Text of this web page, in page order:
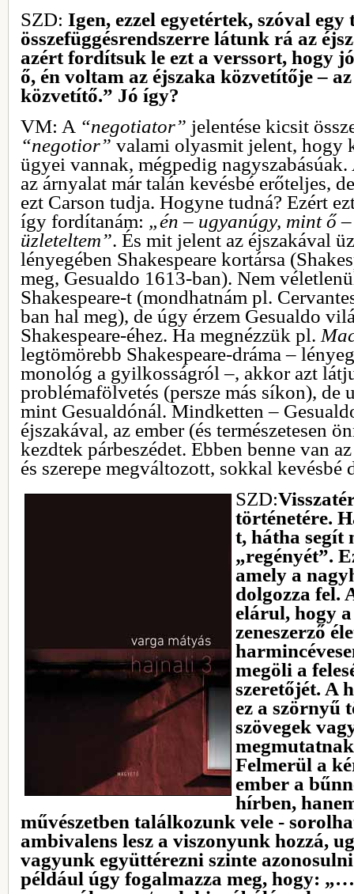
SZD: Igen, ezzel egyetértek, szóval egy
összefüggésrendszerre látunk rá az
azért fordítsuk le ezt a verssort, hogy
ő, én voltam az éjszaka közvetítője –
közvetítő.” Jó így?
VM: A “negotiator” jelentése kicsit
“negotior” valami olyasmit jelent, hogy
ügyei vannak, mégpedig nagyszabásúak.
az árnyalat már talán kevésbé erőteljes,
ezt Carson tudja. Hogyne tudná? Ezért
így fordítanám: „én – ugyanúgy, mint ő
üzleteltem”. És mit jelent az éjszakával
lényegében Shakespeare kortársa
meg, Gesualdo 1613-ban). Nem
Shakespeare-t (mondhatnám pl.
ban hal meg), de úgy érzem Gesualdo
Shakespeare-éhez. Ha megnézzük pl.
legtömörebb Shakespeare-dráma –
monológ a gyilkosságról –, akkor azt
problémafölvetés (persze más síkon), de
mint Gesualdónál. Mindketten –
éjszakával, az ember (és természetesen
kezdtek párbeszédet. Ebben benne van
és szerepe megváltozott, sokkal
SZD:
történetére.
t, hátha segít
„regényét”.
amely a
dolgozza fel.
elárul, hogy a
zeneszerző
megöli a
szeretőjét. A
ez a szörnyű
szövegek
Felmerül a
ember a
hírben,
művészetben találkozunk vele -
ambivalens lesz a viszonyunk hozzá,
vagyunk együttérezni szinte
például úgy fogalmazza meg, hogy: